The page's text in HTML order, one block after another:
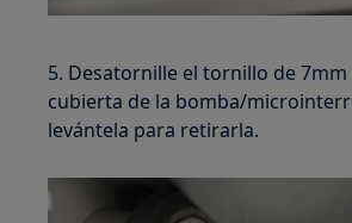
5. Desatornille el tornillo de 7mm
cubierta de la bomba/
levántela para retirarla.